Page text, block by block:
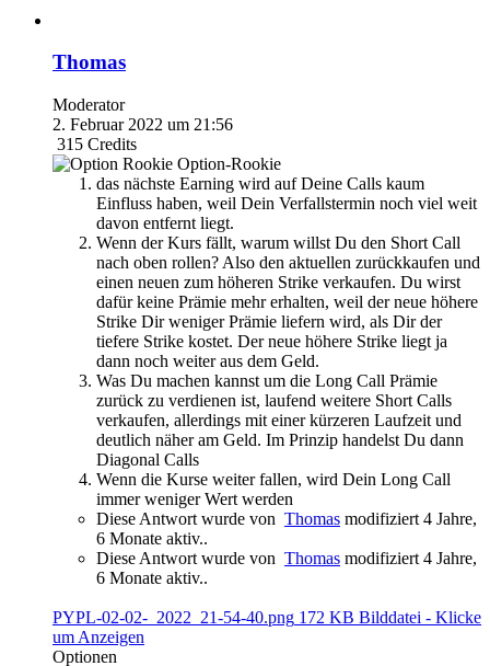
Thomas
Moderator
2. Februar 2022 um 21:56
315 Credits
Option-Rookie
das nächste Earning wird auf Deine Calls kaum
Einfluss haben, weil Dein Verfallstermin noch viel weit
davon entfernt liegt.
Wenn der Kurs fällt, warum willst Du den Short Call
nach oben rollen? Also den aktuellen zurückkaufen und
einen neuen zum höheren Strike verkaufen. Du wirst
dafür keine Prämie mehr erhalten, weil der neue höhere
Strike Dir weniger Prämie liefern wird, als Dir der
tiefere Strike kostet. Der neue höhere Strike liegt ja
dann noch weiter aus dem Geld.
Was Du machen kannst um die Long Call Prämie
zurück zu verdienen ist, laufend weitere Short Calls
verkaufen, allerdings mit einer kürzeren Laufzeit und
deutlich näher am Geld. Im Prinzip handelst Du dann
Diagonal Calls
Wenn die Kurse weiter fallen, wird Dein Long Call
immer weniger Wert werden
Diese Antwort wurde von Thomas modifiziert 4 Jahre,
6 Monate aktiv..
Diese Antwort wurde von Thomas modifiziert 4 Jahre,
6 Monate aktiv..
PYPL-02-02-_2022_21-54-40.png 172 KB Bilddatei - Klicke
um Anzeigen
Optionen